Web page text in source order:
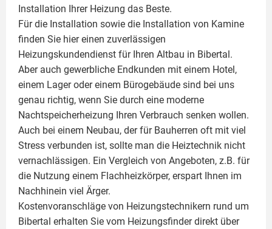
Installation Ihrer Heizung das Beste.
Für die Installation sowie die Installation von Kamine
finden Sie hier einen zuverlässigen
Heizungskundendienst für Ihren Altbau in Bibertal.
Aber auch gewerbliche Endkunden mit einem Hotel,
einem Lager oder einem Bürogebäude sind bei uns
genau richtig, wenn Sie durch eine moderne
Nachtspeicherheizung Ihren Verbrauch senken wollen.
Auch bei einem Neubau, der für Bauherren oft mit viel
Stress verbunden ist, sollte man die Heiztechnik nicht
vernachlässigen. Ein Vergleich von Angeboten, z.B. für
die Nutzung einem Flachheizkörper, erspart Ihnen im
Nachhinein viel Ärger.
Kostenvoranschläge von Heizungstechnikern rund um
Bibertal erhalten Sie vom Heizungsfinder direkt über